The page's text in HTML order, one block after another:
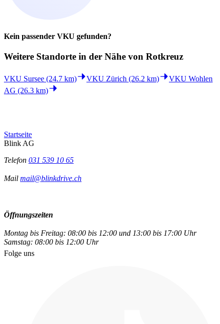
Kein passender VKU gefunden?
Weitere Standorte in der Nähe von Rotkreuz
VKU Sursee (24.7 km) VKU Zürich (26.2 km)
VKU Wohlen
AG (26.3 km)
Startseite
Blink AG
Telefon 031 539 10 65
Mail mail@blinkdrive.ch
Öffnungszeiten
Montag bis Freitag: 08:00 bis 12:00 und 13:00 bis 17:00 Uhr
Samstag: 08:00 bis 12:00 Uhr
Folge uns